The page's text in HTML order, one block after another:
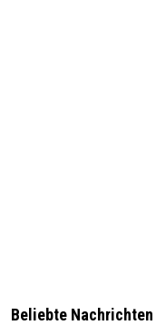
Beliebte Nachrichten